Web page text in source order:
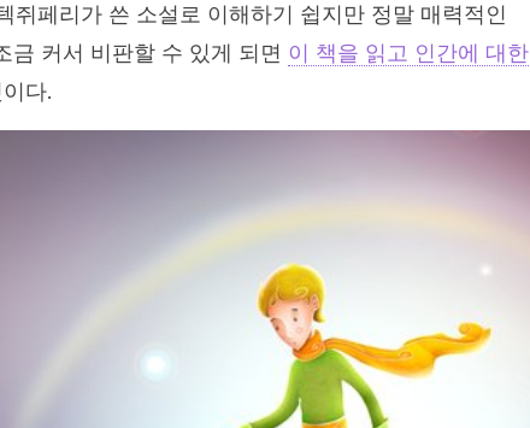
쥐페리가 쓴 소설로 이해하기 쉽지만 정말 매력적인
금 커서 비판할 수 있게 되면 이 책을 읽고 인간에 대한
다.